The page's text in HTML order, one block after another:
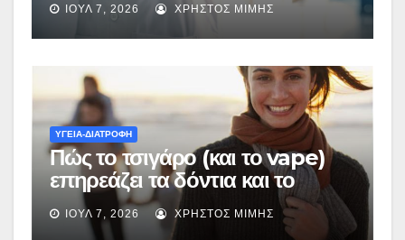
στα Βαρέα και Ανθυγιεινά
ΙΟΎΛ 7, 2026 ΧΡΉΣΤΟΣ ΜΊΜΗΣ
ΥΓΕΙΑ-ΔΙΑΤΡΟΦΗ
Πώς το τσιγάρο (και το vape)
επηρεάζει τα δόντια και το
στόμα
ΙΟΎΛ 7, 2026 ΧΡΉΣΤΟΣ ΜΊΜΗΣ